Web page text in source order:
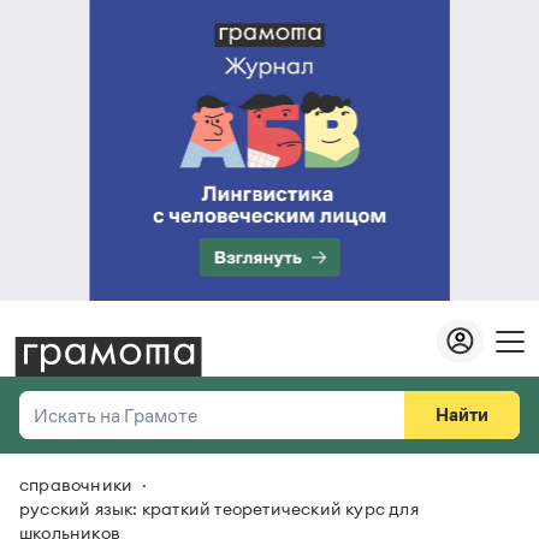
Искать на Грамоте
Справочная служба
Найти
Везде
справочники
русский язык: краткий теоретический курс для
школьников